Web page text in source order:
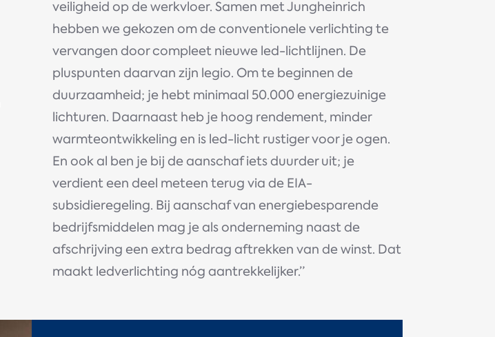
veiligheid op de werkvloer. Samen met Jungheinrich
hebben we gekozen om de conventionele verlichting te
vervangen door compleet nieuwe led-lichtlijnen. De
pluspunten daarvan zijn legio. Om te beginnen de
duurzaamheid; je hebt minimaal 50.000 energiezuinige
lichturen. Daarnaast heb je hoog rendement, minder
warmteontwikkeling en is led-licht rustiger voor je ogen.
En ook al ben je bij de aanschaf iets duurder uit; je
verdient een deel meteen terug via de EIA-
subsidieregeling. Bij aanschaf van energiebesparende
bedrijfsmiddelen mag je als onderneming naast de
afschrijving een extra bedrag aftrekken van de winst. Dat
maakt ledverlichting nóg aantrekkelijker.”